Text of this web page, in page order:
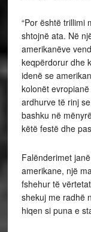
“Por është trillimi
shtojnë ata. Në
amerikanëve
keqpërdorur dhe
idenë se
kolonët
ardhurve të rinj
bashku në
këtë festë dhe
Falënderimet
amerikane, një
fshehur të
shekuj me radhë
hiqen si puna e